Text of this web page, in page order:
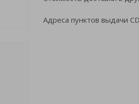
Адреса пунктов выдачи